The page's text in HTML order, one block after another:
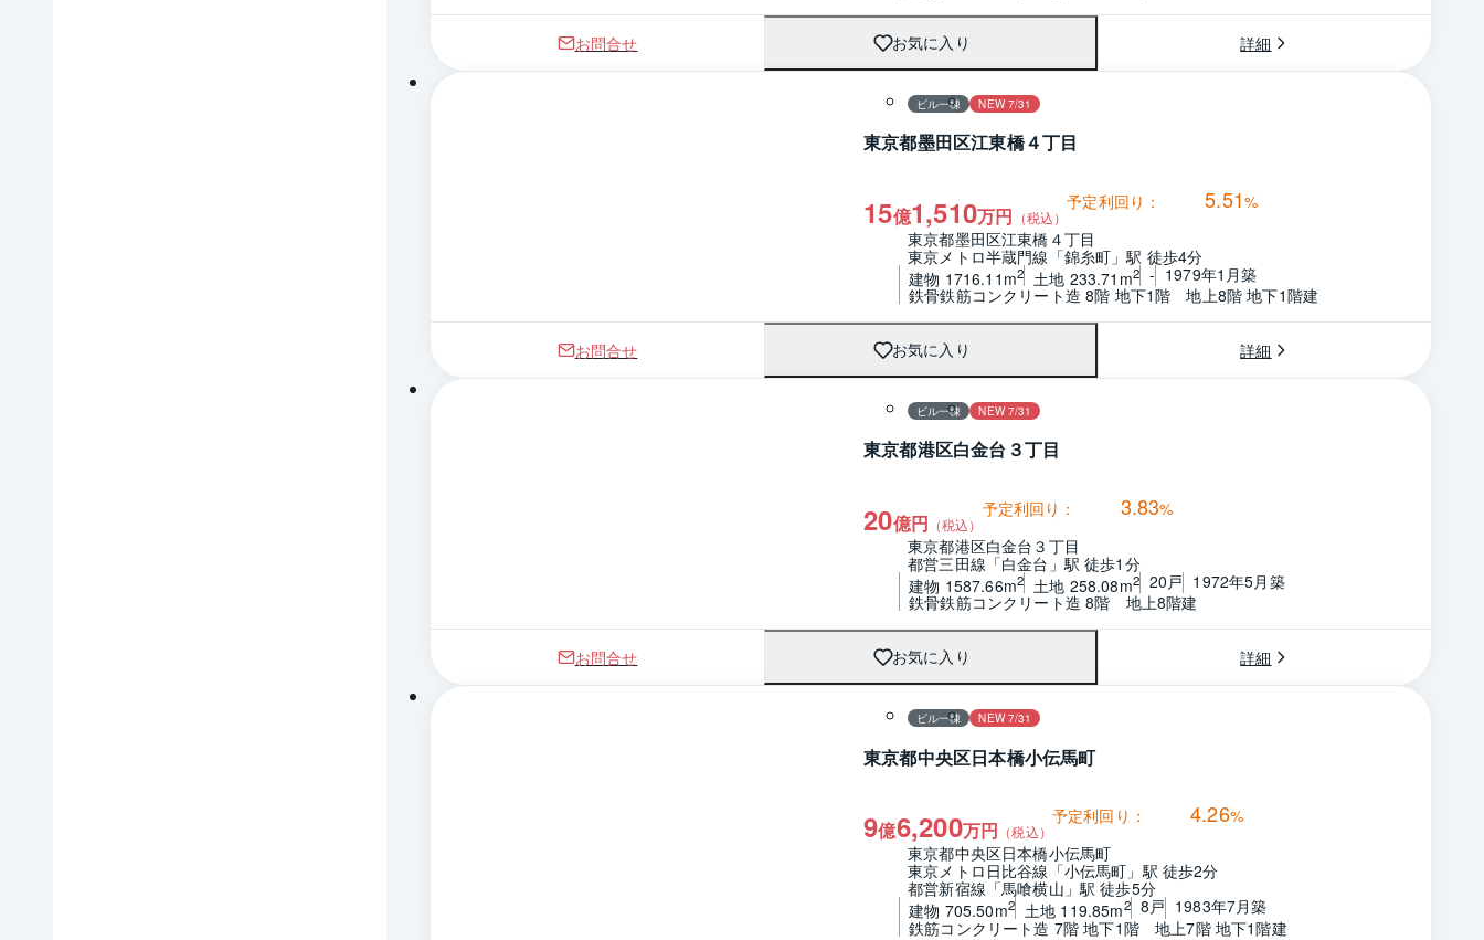
お問合せ お気に入り 詳細
ビル一棟 NEW 7/31
東京都墨田区江東橋４丁目
15億1,510万円 （税込）
予定利回り： 5.51%
東京都墨田区江東橋４丁目
東京メトロ半蔵門線「錦糸町」駅 徒歩4分
建物 1716.11m2 土地 233.71m2 - 1979年1月築
鉄骨鉄筋コンクリート造 8階 地下1階　地上8階 地下1階建
お問合せ お気に入り 詳細
ビル一棟 NEW 7/31
東京都港区白金台３丁目
20億円 （税込）
予定利回り： 3.83%
東京都港区白金台３丁目
都営三田線「白金台」駅 徒歩1分
建物 1587.66m2 土地 258.08m2 20戸 1972年5月築
鉄骨鉄筋コンクリート造 8階　地上8階建
お問合せ お気に入り 詳細
ビル一棟 NEW 7/31
東京都中央区日本橋小伝馬町
9億6,200万円 （税込）
予定利回り： 4.26%
東京都中央区日本橋小伝馬町
東京メトロ日比谷線「小伝馬町」駅 徒歩2分
都営新宿線「馬喰横山」駅 徒歩5分
建物 705.50m2 土地 119.85m2 8戸 1983年7月築
鉄筋コンクリート造 7階 地下1階　地上7階 地下1階建